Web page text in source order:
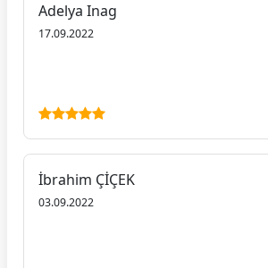
Adelya Inag
17.09.2022
İbrahim ÇİÇEK
03.09.2022